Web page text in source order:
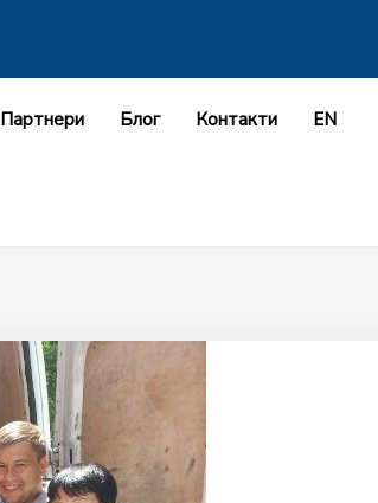
Партнери Блог Контакти EN